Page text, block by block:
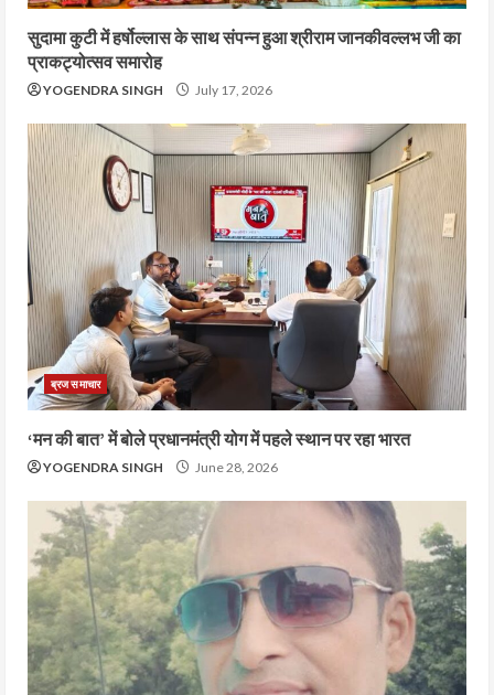
सुदामा कुटी में हर्षोल्लास के साथ संपन्न हुआ श्रीराम जानकीवल्लभ जी का
प्राकट्योत्सव समारोह
YOGENDRA SINGH July 17, 2026
ब्रज समाचार
‘मन की बात’ में बोले प्रधानमंत्री योग में पहले स्थान पर रहा भारत
YOGENDRA SINGH June 28, 2026